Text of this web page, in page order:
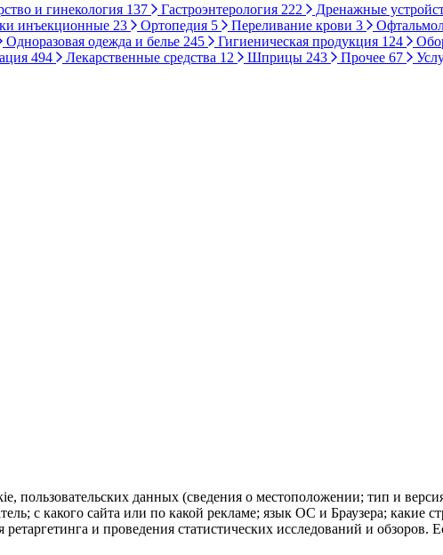
и гинекология 137 Гастроэнтерология 222 Дренажные
инъекционные 23 Ортопедия 5 Переливание крови 3
Одноразовая одежда и белье 245 Гигиеническая продукция 124
494 Лекарственные средства 12 Шприцы 243 Прочее 67
пользовательских данных (сведения о местоположении; тип и
с какого сайта или по какой рекламе; язык ОС и Браузера; какие
и проведения статистических исследований и